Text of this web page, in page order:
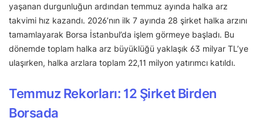
yaşanan durgunluğun ardından temmuz ayında halka arz
takvimi hız kazandı. 2026’nın ilk 7 ayında 28 şirket halka arzını
tamamlayarak Borsa İstanbul’da işlem görmeye başladı. Bu
dönemde toplam halka arz büyüklüğü yaklaşık 63 milyar TL’ye
ulaşırken, halka arzlara toplam 22,11 milyon yatırımcı katıldı.
Temmuz Rekorları: 12 Şirket Birden
Borsada